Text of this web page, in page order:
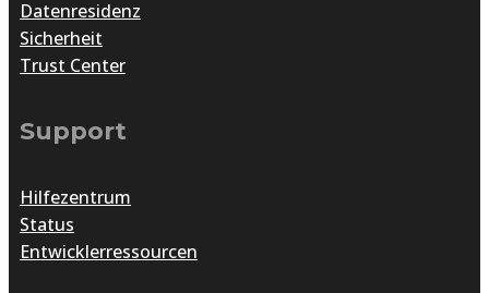
Datenresidenz
Sicherheit
Trust Center
Support
Hilfezentrum
Status
Entwicklerressourcen